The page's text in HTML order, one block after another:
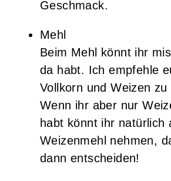
Geschmack.
Mehl
Beim Mehl könnt ihr
da habt. Ich empfehle
Vollkorn und Weizen zu
Wenn ihr aber nur
habt könnt ihr natürlich
Weizenmehl nehmen,
dann entscheiden!